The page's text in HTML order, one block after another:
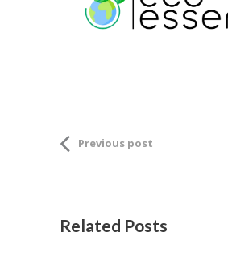
Previous post
Related Posts